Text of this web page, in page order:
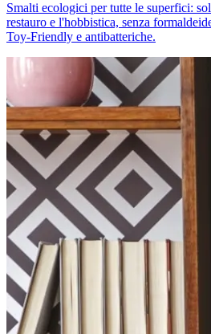
Smalti ecologici per tutte le superfici:
restauro e l'hobbistica, senza
Toy-Friendly e antibatteriche.